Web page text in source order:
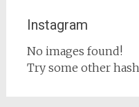
Instagram
No images found!
Try some other